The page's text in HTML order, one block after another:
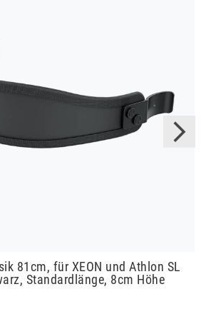
81cm, für XEON und Athlon SL
Standardlänge, 8cm Höhe